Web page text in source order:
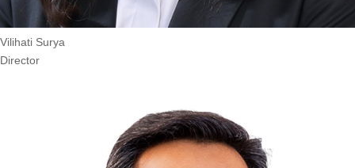
Vilihati Surya
Director